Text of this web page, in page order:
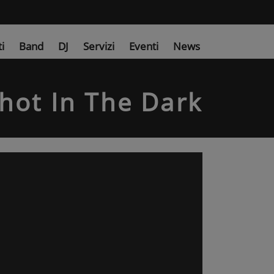
Band DJ Servizi Eventi News
In The Dark